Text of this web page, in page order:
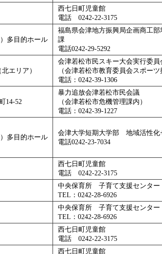
西七日町児童館
電話 0242-22-3175
多目的ホール
福島県会津地方振興局企画商工
課
電話0242-29-5292
エリア）
会津若松市民スキー大会実行委員
（会津若松市教育委員会スポーツ
電話：0242-39-1306
14-52
暴力追放会津若松市民会議
（会津若松市危機管理課内）
電話：0242-39-1227
多目的ホール
会津大学短期大学部 地域活性化
電話0242-23-7034
西七日町児童館
電話 0242-22-3175
中央保育所 子育て支援センター
TEL：0242-28-6926
中央保育所 子育て支援センター
TEL：0242-28-6926
西七日町児童館
電話 0242-22-3175
西七日町児童館